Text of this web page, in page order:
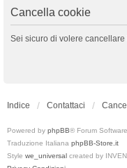
Cancella cookie
Sei sicuro di volere
Indice Contattaci
Powered by phpBB® Forum
Traduzione Italiana phpBB-Store.it
Style we_universal created by